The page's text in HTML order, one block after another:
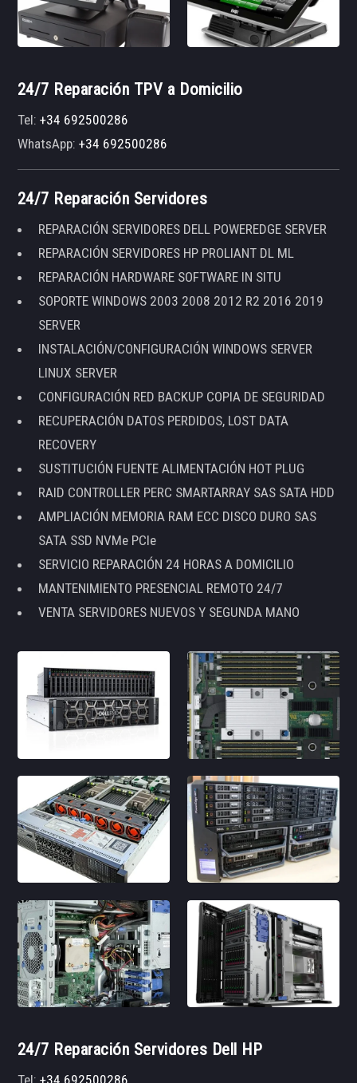
24/7 Reparación TPV a Domicilio
Tel:+34 692500286
WhatsApp:+34 692500286
24/7 Reparación Servidores
REPARACIÓN SERVIDORES DELL POWEREDGE SERVER
REPARACIÓN SERVIDORES HP PROLIANT DL ML
REPARACIÓN HARDWARE SOFTWARE IN SITU
SOPORTE WINDOWS 2003 2008 2012 R2 2016 2019
SERVER
INSTALACIÓN/CONFIGURACIÓN WINDOWS SERVER
LINUX SERVER
CONFIGURACIÓN RED BACKUP COPIA DE SEGURIDAD
RECUPERACIÓN DATOS PERDIDOS, LOST DATA
RECOVERY
SUSTITUCIÓN FUENTE ALIMENTACIÓN HOT PLUG
RAID CONTROLLER PERC SMARTARRAY SAS SATA HDD
AMPLIACIÓN MEMORIA RAM ECC DISCO DURO SAS
SATA SSD NVMe PCIe
SERVICIO REPARACIÓN 24 HORAS A DOMICILIO
MANTENIMIENTO PRESENCIAL REMOTO 24/7
VENTA SERVIDORES NUEVOS Y SEGUNDA MANO
24/7 Reparación Servidores Dell HP
Tel:+34 692500286